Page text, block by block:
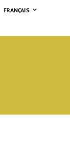
FRANÇAIS